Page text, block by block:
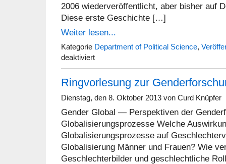
2006 wiederveröffentlicht, aber bisher auf
Diese erste Geschichte […]
Weiter lesen...
Kategorie Department of Political Science,
deaktiviertfür
Ringvorlesung zur
Dienstag, den 8. Oktober 2013 von Curd Knüpfer
Gender Global — Perspektiven der
Globalisierungsprozesse Welche
Globalisierungsprozesse auf
Globalisierung Männer und Frauen? Wie
Geschlechterbilder und geschlechtliche